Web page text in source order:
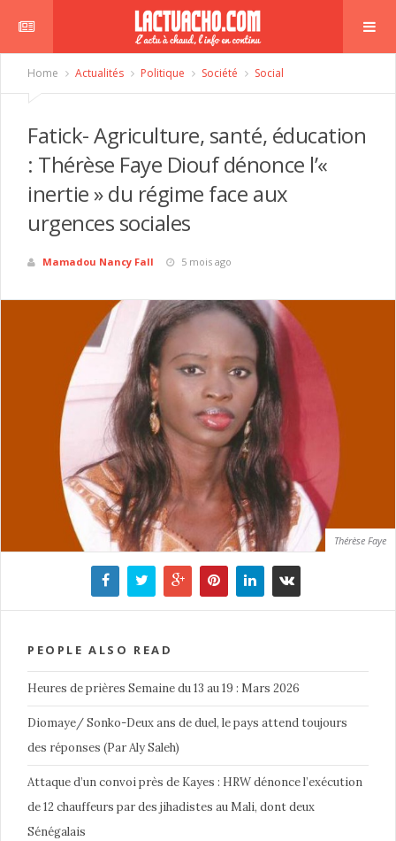
Home Actualités Politique Société Social
Fatick- Agriculture, santé, éducation
: Thérèse Faye Diouf dénonce l’«
inertie » du régime face aux
urgences sociales
Mamadou Nancy Fall 5 mois ago
Thérèse Faye
PEOPLE ALSO READ
Heures de prières Semaine du 13 au 19 : Mars 2026
Diomaye/ Sonko-Deux ans de duel, le pays attend toujours
des réponses (Par Aly Saleh)
Attaque d’un convoi près de Kayes : HRW dénonce l’exécution
de 12 chauffeurs par des jihadistes au Mali, dont deux
Sénégalais